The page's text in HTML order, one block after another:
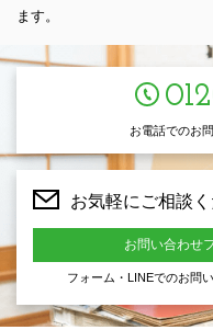
ます。
お電話でのお
お気軽にご相談く
お問い合わせ
フォーム・LINEでのお問